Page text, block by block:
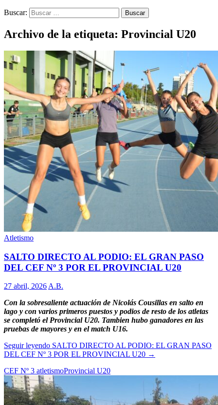
Buscar:
Archivo de la etiqueta: Provincial U20
Atletismo
SALTO DIRECTO AL PODIO: EL GRAN PASO
DEL CEF Nº 3 POR EL PROVINCIAL U20
27 abril, 2026 A.B.
Con la sobresaliente actuación de Nicolás Cousillas en salto en
lago y con varios primeros puestos y podios de resto de los atletas
se completó el Provincial U20. Tambien hubo ganadores en las
pruebas de mayores y en el match U16.
Seguir leyendo SALTO DIRECTO AL PODIO: EL GRAN PASO
DEL CEF Nº 3 POR EL PROVINCIAL U20 →
CEF Nº 3 atletismoProvincial U20